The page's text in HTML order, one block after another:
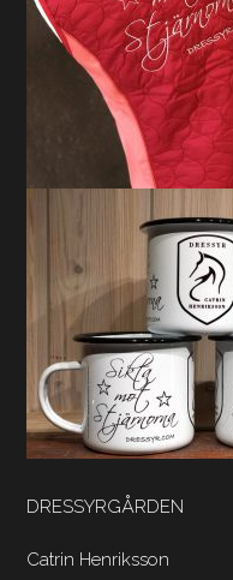
DRESSYRGÅRDEN
Catrin Henriksson